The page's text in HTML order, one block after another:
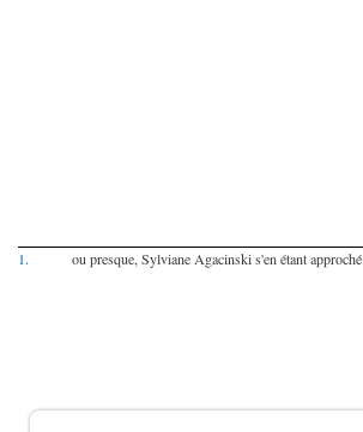
1. ou presque, Sylviane Agacinski s'en étant approché